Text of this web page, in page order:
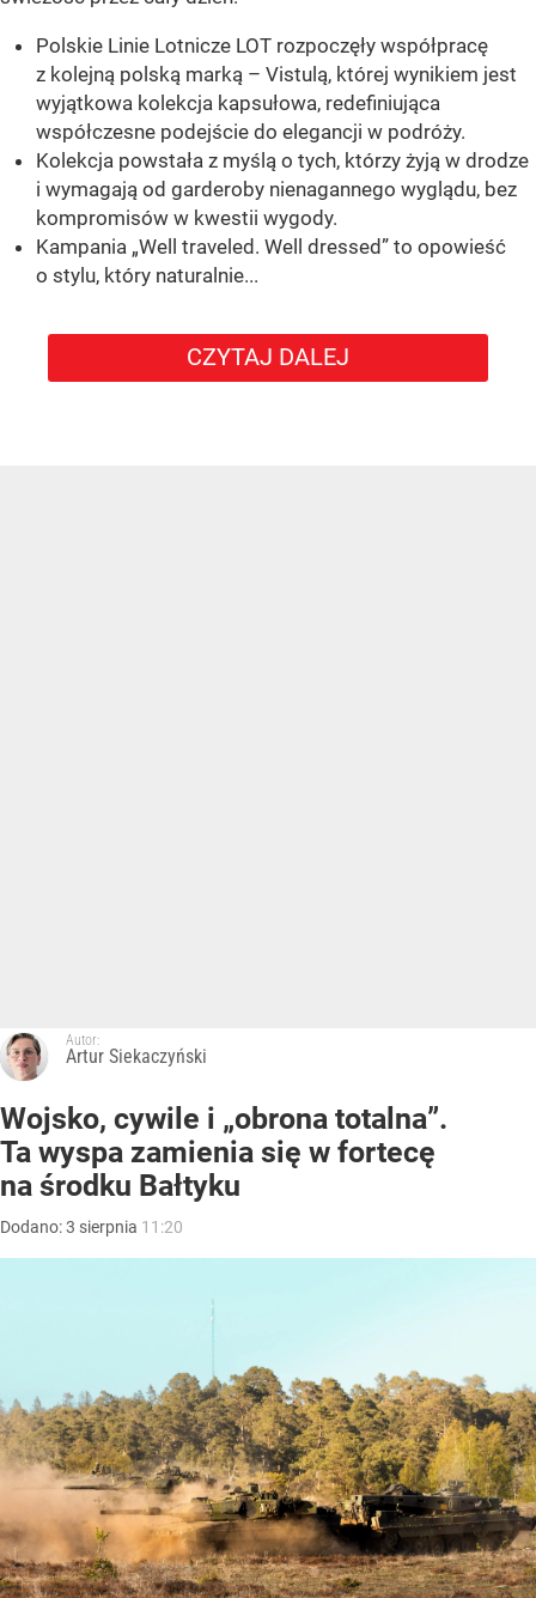
Polskie Linie Lotnicze LOT rozpoczęły współpracę
z kolejną polską marką – Vistulą, której wynikiem jest
wyjątkowa kolekcja kapsułowa, redefiniująca
współczesne podejście do elegancji w podróży.
Kolekcja powstała z myślą o tych, którzy żyją w drodze
i wymagają od garderoby nienagannego wyglądu, bez
kompromisów w kwestii wygody.
Kampania „Well traveled. Well dressed” to opowieść
o stylu, który naturalnie...
CZYTAJ DALEJ
Autor:
Artur Siekaczyński
Wojsko, cywile i „obrona totalna”.
Ta wyspa zamienia się w fortecę
na środku Bałtyku
Dodano:3 sierpnia 11:20